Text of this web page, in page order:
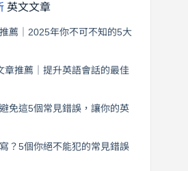
英文文章
薦｜2025年你不可不知的5大
章推薦｜提升英語會話的最佳
免這5個常見錯誤，讓你的英
？5個你絕不能犯的常見錯誤